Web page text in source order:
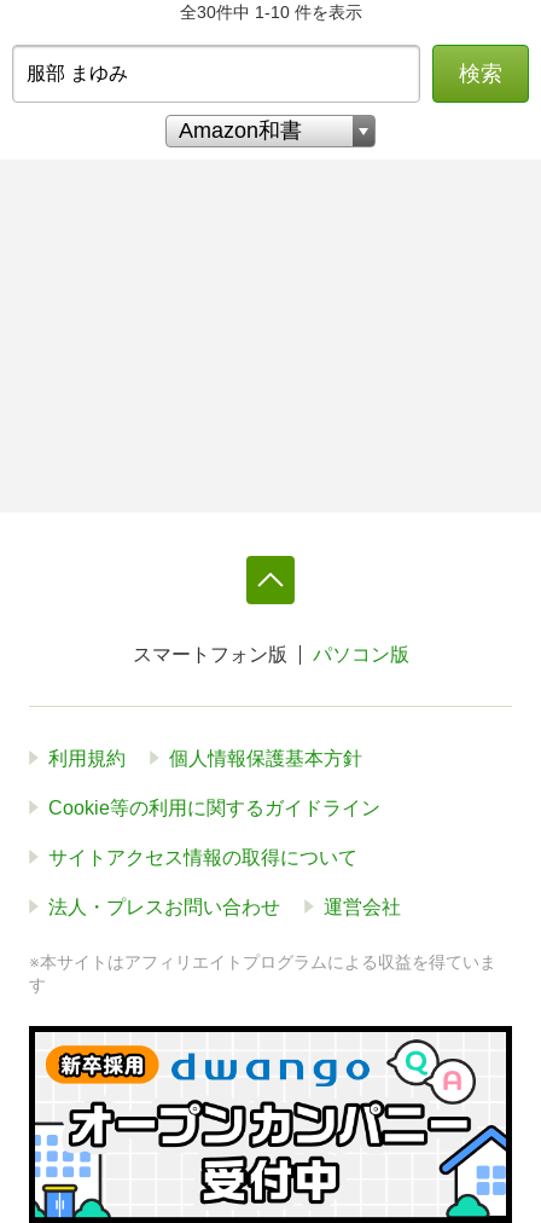
全30件中 1-10 件を表示
検索
スマートフォン版 パソコン版
利用規約 個人情報保護基本方針
Cookie等の利用に関するガイドライン
サイトアクセス情報の取得について
法人・プレスお問い合わせ 運営会社
※本サイトはアフィリエイトプログラムによる収益を得ていま
す